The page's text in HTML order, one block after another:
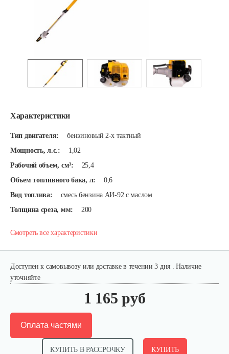
Характеристики
Тип двигателя:
бензиновый 2-х тактный
Мощность, л.с.:
1,02
Рабочий объем, см³:
25,4
Объем топливного бака, л:
0,6
Вид топлива:
смесь бензина АИ-92 с маслом
Толщина среза, мм:
200
Смотреть все характеристики
1 165 руб
Доступен к самовывозу или доставке в течении 3 дня . Наличие
уточняйте
КУПИТЬ В РАССРОЧКУ КУПИТЬ
Оплата частями